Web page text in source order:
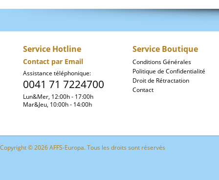
Service Hotline
Contact par Email
Assistance téléphonique:
0041 71 7224700
Lun&Mer, 12:00h - 17:00h
Mar&Jeu, 10:00h - 14:00h
Service Boutique
Conditions Générales
Politique de Confidentialité
Droit de Rétractation
Contact
Copyright © 2026 AFFS-Europa. Tous les droits sont réservés